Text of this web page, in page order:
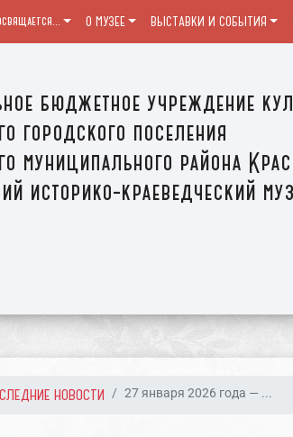
бюджетное учреждение
городского поселения
муниципального района
историко-краеведческий
О МУЗЕЕ ВЫСТАВКИ И СОБЫТИЯ
НОВОСТИ 27 января 2026 года — ...